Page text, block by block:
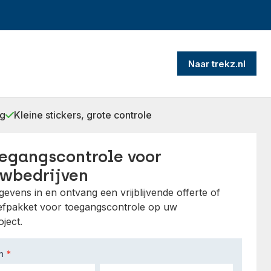
Naar trekz.nl
Kleine stickers, grote controle
voor
in en ontvang een vrijblijvende offerte of
voor toegangscontrole op uw
*